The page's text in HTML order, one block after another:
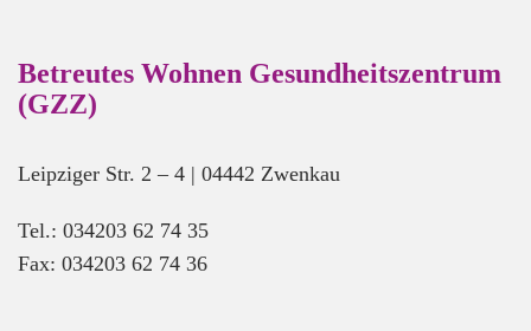
Betreutes Wohnen Gesundheitszentrum
(GZZ)
Leipziger Str. 2 – 4 | 04442 Zwenkau
Tel.: 034203 62 74 35
Fax: 034203 62 74 36